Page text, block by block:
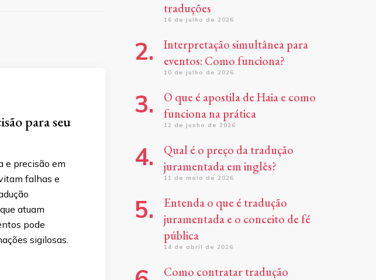
para seu
e precisão em
falhas e
atuam
pode
sigilosas.
traduções
16 de julho de 2026
Interpretação simultânea para
eventos: Como funciona?
10 de julho de 2026
O que é apostila de Haia e como
funciona na prática
12 de junho de 2026
Qual é o preço da tradução
juramentada em inglês?
11 de maio de 2026
Entenda o que é tradução
juramentada e o conceito de fé
pública
14 de abril de 2026
Como contratar tradução